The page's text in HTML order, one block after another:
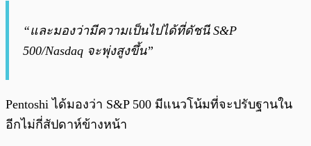
“และมองว่ามีความเป็นไปได้ที่ดัชนี S&P
500/Nasdaq จะพุ่งสูงขึ้น”
Pentoshi ได้มองว่า S&P 500 มีแนวโน้มที่จะปรับฐานใน
อีกไม่กี่สัปดาห์ข้างหน้า